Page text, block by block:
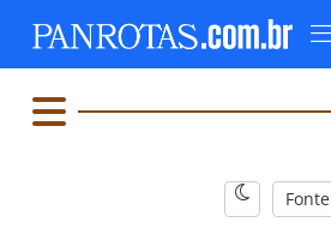
Fonte